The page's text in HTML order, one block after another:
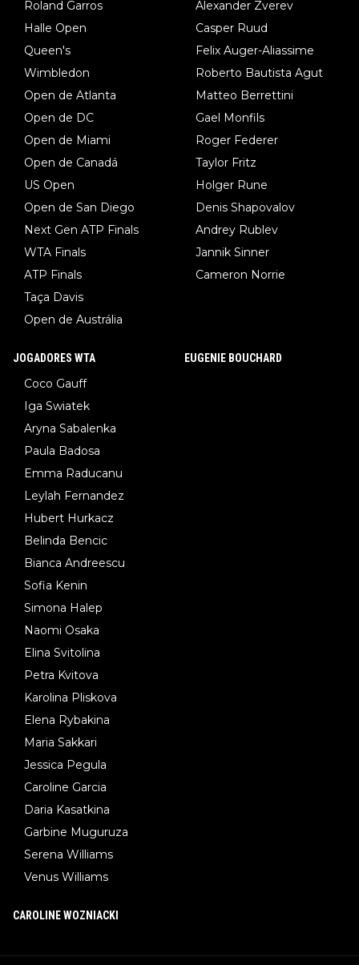
Roland Garros
Halle Open
Queen's
Wimbledon
Open de Atlanta
Open de DC
Open de Miami
Open de Canadá
US Open
Open de San Diego
Next Gen ATP Finals
WTA Finals
ATP Finals
Taça Davis
Open de Austrália
Alexander Zverev
Casper Ruud
Felix Auger-Aliassime
Roberto Bautista Agut
Matteo Berrettini
Gael Monfils
Roger Federer
Taylor Fritz
Holger Rune
Denis Shapovalov
Andrey Rublev
Jannik Sinner
Cameron Norrie
JOGADORES WTA
Coco Gauff
Iga Swiatek
Aryna Sabalenka
Paula Badosa
Emma Raducanu
Leylah Fernandez
Hubert Hurkacz
Belinda Bencic
Bianca Andreescu
Sofia Kenin
Simona Halep
Naomi Osaka
Elina Svitolina
Petra Kvitova
Karolina Pliskova
Elena Rybakina
Maria Sakkari
Jessica Pegula
Caroline Garcia
Daria Kasatkina
Garbine Muguruza
Serena Williams
Venus Williams
EUGENIE BOUCHARD
CAROLINE WOZNIACKI